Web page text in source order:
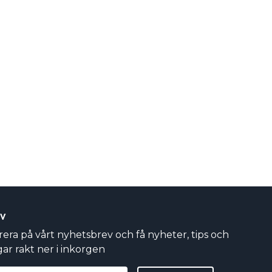
på vårt nyhetsbrev och få nyheter, tips och
rakt ner i inkorgen